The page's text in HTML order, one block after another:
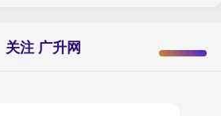
关注 广升网